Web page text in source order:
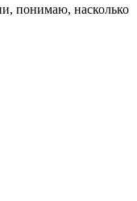
понимаю, насколько